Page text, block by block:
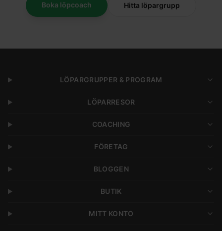
Boka löpcoach Hitta löpargrupp
LÖPARGRUPPER & PROGRAM
LÖPARRESOR
COACHING
FÖRETAG
BLOGGEN
BUTIK
MITT KONTO